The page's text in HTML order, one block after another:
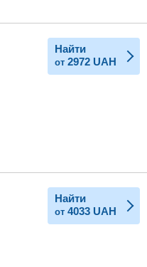
Найти
от 2972 UAH
Найти
от 4033 UAH